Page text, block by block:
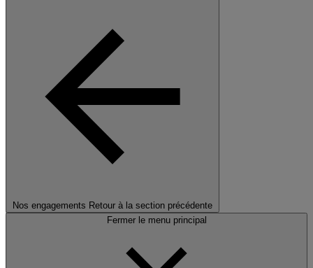
Nos engagements Retour à la section précédente
Fermer le menu principal